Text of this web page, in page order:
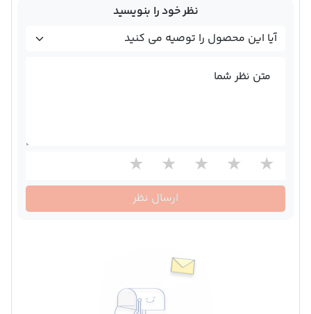
نظر خود را بنویسید
متن نظر شما
ارسال نظر